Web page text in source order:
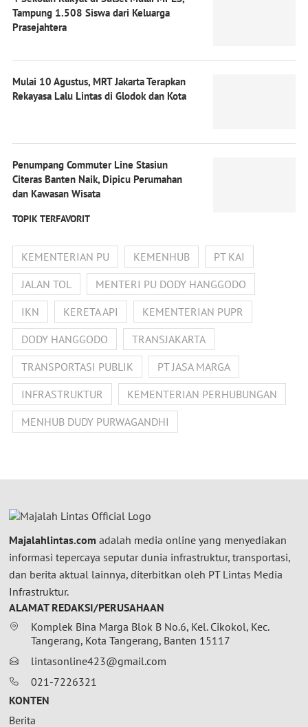
Tampung 1.508 Siswa dari Keluarga
Prasejahtera
Mulai 10 Agustus, MRT Jakarta Terapkan
Rekayasa Lalu Lintas di Glodok dan Kota
Penumpang Commuter Line Stasiun
Citeras Banten Naik, Dipicu Perumahan
dan Kawasan Wisata
TOPIK TERFAVORIT
KEMENTERIAN PU KEMENHUB
PT KAI
JALAN TOL
MENTERI PU DODY HANGGODO
IKN
KERETA API
KEMENTERIAN PUPR
DODY HANGGODO
TRANSJAKARTA
TRANSPORTASI PUBLIK
PT JASA MARGA
INFRASTRUKTUR
KEMENTERIAN PERHUBUNGAN
MENHUB DUDY PURWAGANDHI
Majalahlintas.com adalah media online yang menyediakan
informasi tepercaya seputar dunia infrastruktur, transportasi,
dan berita aktual lainnya, diterbitkan oleh PT Lintas Media
Infrastruktur.
ALAMAT REDAKSI/PERUSAHAAN
Komplek Bina Marga Blok B No.6, Kel. Cikokol, Kec.
Tangerang, Kota Tangerang, Banten 15117
lintasonline423@gmail.com
021-7226321
KONTEN
Berita